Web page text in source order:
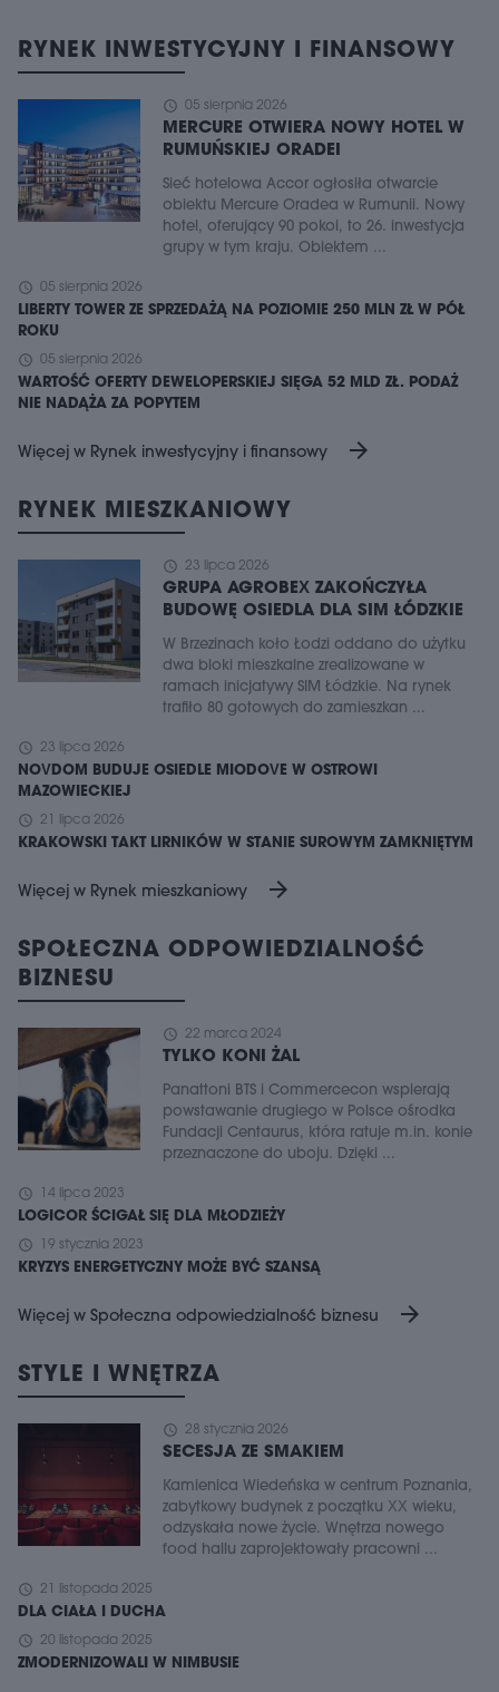
RYNEK INWESTYCYJNY I FINANSOWY
schedule 05 sierpnia 2026
MERCURE OTWIERA NOWY HOTEL W
RUMUŃSKIEJ ORADEI
Sieć hotelowa Accor ogłosiła otwarcie
obiektu Mercure Oradea w Rumunii. Nowy
hotel, oferujący 90 pokoi, to 26. inwestycja
grupy w tym kraju. Obiektem ...
schedule 05 sierpnia 2026
LIBERTY TOWER ZE SPRZEDAŻĄ NA POZIOMIE 250 MLN ZŁ W PÓŁ
ROKU
schedule 05 sierpnia 2026
WARTOŚĆ OFERTY DEWELOPERSKIEJ SIĘGA 52 MLD ZŁ. PODAŻ
NIE NADĄŻA ZA POPYTEM
Więcej w Rynek inwestycyjny i finansowy arrow_forward
RYNEK MIESZKANIOWY
schedule 23 lipca 2026
GRUPA AGROBEX ZAKOŃCZYŁA
BUDOWĘ OSIEDLA DLA SIM ŁÓDZKIE
W Brzezinach koło Łodzi oddano do użytku
dwa bloki mieszkalne zrealizowane w
ramach inicjatywy SIM Łódzkie. Na rynek
trafiło 80 gotowych do zamieszkan ...
schedule 23 lipca 2026
NOVDOM BUDUJE OSIEDLE MIODOVE W OSTROWI
MAZOWIECKIEJ
schedule 21 lipca 2026
KRAKOWSKI TAKT LIRNIKÓW W STANIE SUROWYM ZAMKNIĘTYM
Więcej w Rynek mieszkaniowy arrow_forward
SPOŁECZNA ODPOWIEDZIALNOŚĆ
BIZNESU
schedule 22 marca 2024
TYLKO KONI ŻAL
Panattoni BTS i Commercecon wspierają
powstawanie drugiego w Polsce ośrodka
Fundacji Centaurus, która ratuje m.in. konie
przeznaczone do uboju. Dzięki ...
schedule 14 lipca 2023
LOGICOR ŚCIGAŁ SIĘ DLA MŁODZIEŻY
schedule 19 stycznia 2023
KRYZYS ENERGETYCZNY MOŻE BYĆ SZANSĄ
Więcej w Społeczna odpowiedzialność biznesu arrow_forward
STYLE I WNĘTRZA
schedule 28 stycznia 2026
SECESJA ZE SMAKIEM
Kamienica Wiedeńska w centrum Poznania,
zabytkowy budynek z początku XX wieku,
odzyskała nowe życie. Wnętrza nowego
food hallu zaprojektowały pracowni ...
schedule 21 listopada 2025
DLA CIAŁA I DUCHA
schedule 20 listopada 2025
ZMODERNIZOWALI W NIMBUSIE